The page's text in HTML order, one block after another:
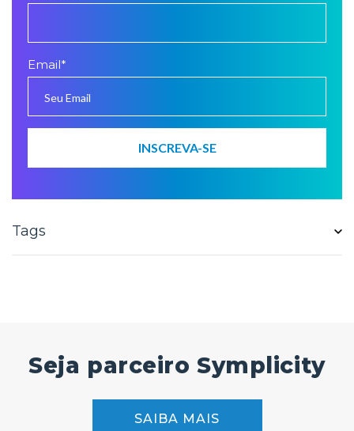
Email*
Tags
Seja parceiro Symplicity
SAIBA MAIS